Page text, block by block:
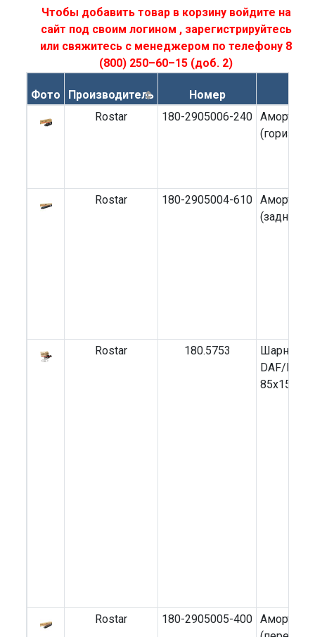
Чтобы добавить товар в корзину войдите на
сайт под своим логином , зарегистрируйтесь
или свяжитесь с менеджером по телефону 8
(800) 250–60–15 (доб. 2)
Фото Производитель Номер
Rostar
180-2905006-240
Rostar 180-2905004-610
(задний)
Rostar 180.5753
Шарнир
DAF/
Rostar 180-2905005-400